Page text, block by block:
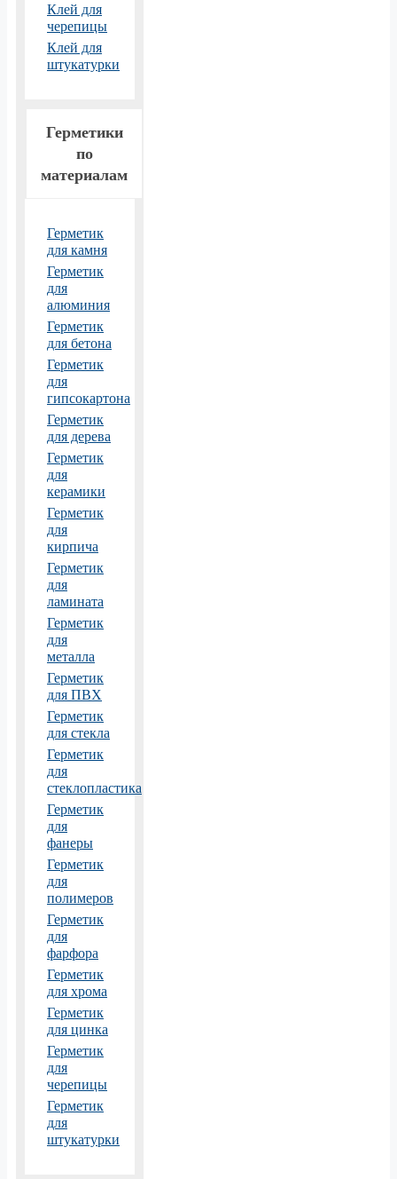
Клей для
черепицы
Клей для
штукатурки
Герметики
по
материалам
Герметик
для камня
Герметик
для
алюминия
Герметик
для бетона
Герметик
для
гипсокартона
Герметик
для дерева
Герметик
для
керамики
Герметик
для
кирпича
Герметик
для
ламината
Герметик
для
металла
Герметик
для ПВХ
Герметик
для стекла
Герметик
для
стеклопластика
Герметик
для
фанеры
Герметик
для
полимеров
Герметик
для
фарфора
Герметик
для хрома
Герметик
для цинка
Герметик
для
черепицы
Герметик
для
штукатурки